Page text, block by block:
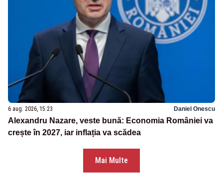
6 aug. 2026, 15:23 Daniel Onescu
Alexandru Nazare, veste bună: Economia României va
crește în 2027, iar inflația va scădea
Mai Multe